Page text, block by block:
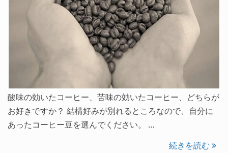
酸味の効いたコーヒー、苦味の効いたコーヒー、どちらが
お好きですか？ 結構好みが別れるところなので、自分に
あったコーヒー豆を選んでください。 …
続きを読む